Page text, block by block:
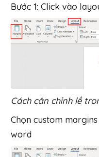
Bước 1: Click vào
Cách căn chỉnh lề
Chọn custom
word